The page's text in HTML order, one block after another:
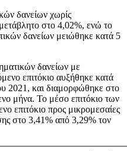
δανείων χωρίς
στο 4,02%, ενώ το
δανείων μειώθηκε κατά 5
δανείων με
επιτόκιο αυξήθηκε κατά
2021, και διαμορφώθηκε στο
μήνα. Το μέσο επιτόκιο των
επιτόκιο προς μικρομεσαίες
στο 3,41% από 3,29% τον